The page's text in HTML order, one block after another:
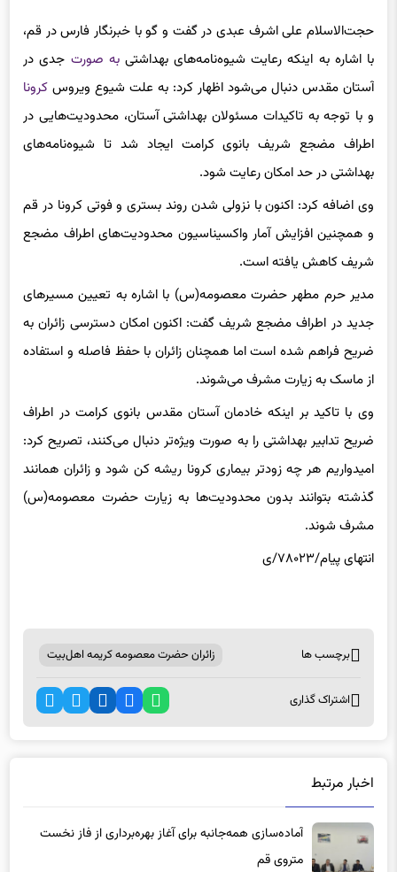
حجت‌الاسلام علی اشرف عبدی در گفت و گو با خبرنگار فارس در قم،
با اشاره به اینکه رعایت شیوه‌نامه‌های بهداشتیبه صورت جدی در
آستان مقدس دنبال می‌شود اظهار کرد: به علت شیوع ویروس کرونا
و با توجه به تاکیدات مسئولان بهداشتی آستان، محدودیت‌هایی در
اطراف مضجع شریف بانوی کرامت ایجاد شد تا شیوه‌نامه‌های
بهداشتی در حد امکان رعایت شود.
وی اضافه کرد: اکنون با نزولی شدن روند بستری و فوتی کرونا در قم
و همچنین افزایش آمار واکسیناسیون محدودیت‌های اطراف مضجع
شریف کاهش یافته است.
مدیر حرم مطهر حضرت معصومه(س) با اشاره به تعیین مسیرهای
جدید در اطراف مضجع شریف گفت: اکنون امکان دسترسی زائران به
ضریح فراهم شده است اما همچنان زائران با حفظ فاصله و استفاده
از ماسک به زیارت مشرف می‌شوند.
وی با تاکید بر اینکه خادمان آستان مقدس بانوی کرامت در اطراف
ضریح تدابیر بهداشتی را به صورت ویژه‌تر دنبال می‌کنند، تصریح کرد:
امیدواریم هر چه زودتر بیماری کرونا ریشه کن شود و زائران همانند
گذشته بتوانند بدون محدودیت‌ها به زیارت حضرت معصومه(س)
مشرف شوند.
انتهای پیام/۷۸۰۲۳/ی
برچسب ها زائران حضرت معصومه کریمه اهل‌بیت
اشتراک گذاری
اخبار مرتبط
آماده‌سازی همه‌جانبه برای آغاز بهره‌برداری از فاز نخست
متروی قم